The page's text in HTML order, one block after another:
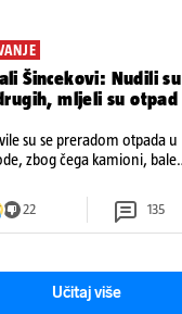
Šincekovi: Nudili su
mljeli su otpad
su se preradom otpada u
zbog čega kamioni, bale
22 135
Učitaj više